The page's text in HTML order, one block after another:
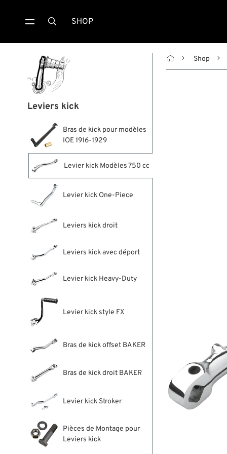
 SHOP
Leviers kick
Bras de kick pour modèles
IOE 1916-1929
Levier kick Modèles 750 cc
Levier kick One-Piece
Leviers kick droit
Leviers kick avec déport
Levier kick Heavy-Duty
Levier kick style FX
Bras de kick offset BAKER
Bras de kick droit BAKER
Levier kick Stroker
Pièces de Montage pour
Leviers kick
 Shop